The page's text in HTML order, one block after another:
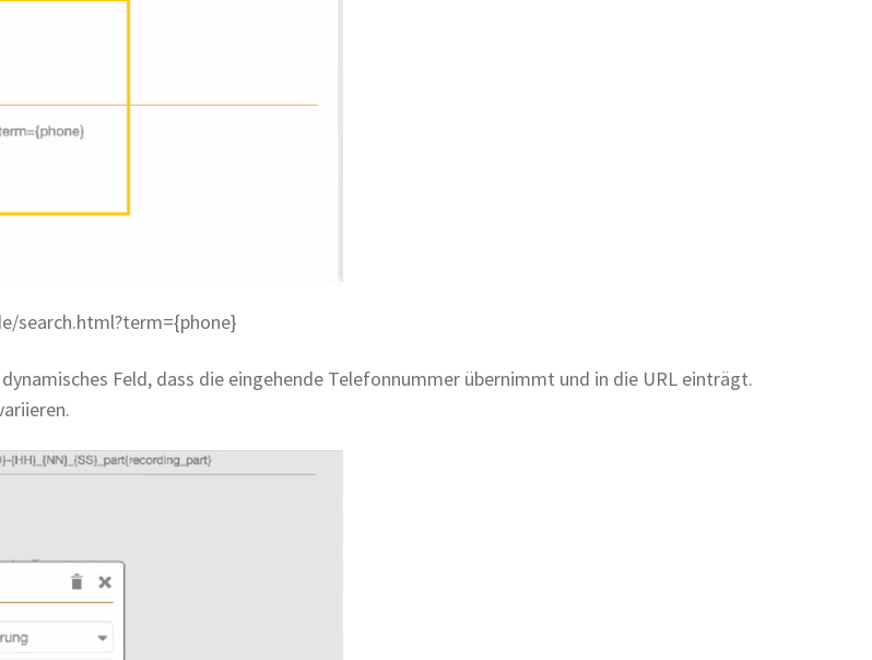
search.html?term={phone}
Feld, dass die eingehende Telefonnummer übernimmt und in die URL einträgt.